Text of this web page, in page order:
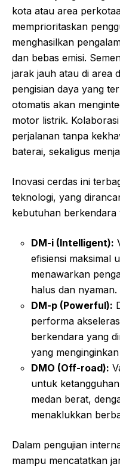
kota atau area
memprioritaskan
menghasilkan
dan bebas emisi.
jarak jauh atau di area
pengisian daya yang
otomatis akan
motor listrik.
perjalanan tanpa
baterai, sekaligus
Inovasi cerdas ini
teknologi, yang
kebutuhan berkendara
DM-i (Intelligent):
efisiensi maksimal
menawarkan
halus dan nyaman.
DM-p (Powerful):
performa
berkendara yang
yang
DMO (Off-road):
untuk
medan berat,
menaklukkan
Dalam pengujian
mampu mencatatkan